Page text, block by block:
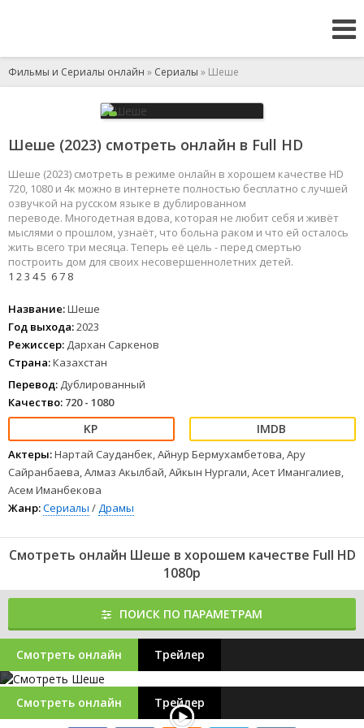
Фильмы и Сериалы онлайн » Сериалы » Шеше
Шеше (2023) смотреть онлайн в Full HD
Шеше (2023) смотреть в режиме онлайн в хорошем качестве HD
720, 1080 и 4к можно в интернете полностью бесплатно с лучшей
озвучкой на русском языке в дублированном
переводе. Многодетная вдова, которая не любит себя и живёт
мыслями о прошлом, узнаёт, что больна раком и что ей осталось
жить всего три месяца. Теперь её цель - перед смертью
построить дом для своих несовершеннолетних детей.
1 23 45 67 8
Название:Шеше
Год выхода:2023
Режиссер: Дархан Саркенов
Страна:Казахстан
Перевод: Дублированный
Качество: 720 - 1080
Актеры:Нартай Сауданбек, Айнур Бермухамбетова, Ару
Сайранбаева, Алмаз Акылбай, Айкын Нургали, Асет Имангалиев,
Асем Иманбекова
Жанр:Сериалы /Драмы
Смотреть онлайн Шеше в хорошем качестве Full HD
1080p
ПОИСК ПО ПАРАМЕТРАМ
Смотреть онлайн Трейлер
Смотреть онлайн Трейлер